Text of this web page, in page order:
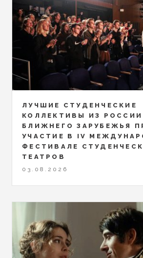
ЛУЧШИЕ СТУДЕНЧЕСКИЕ
КОЛЛЕКТИВЫ ИЗ РОССИИ
БЛИЖНЕГО ЗАРУБЕЖЬЯ
УЧАСТИЕ В IV
ФЕСТИВАЛЕ
ТЕАТРОВ
03.08.2026